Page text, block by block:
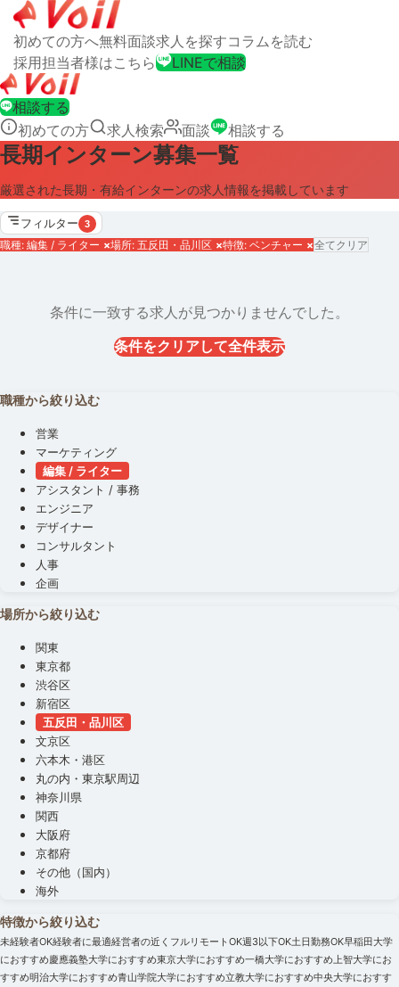
初めての方へ無料面談求人を探すコラムを読む
採用担当者様はこちら
LINEで相談
相談する
初めての方
求人検索 面談 相談する
長期インターン募集一覧
厳選された長期・有給インターンの求人情報を掲載しています
フィルター 3
職種: 編集 / ライター ×場所: 五反田・品川区 ×特徴: ベンチャー ×全てクリア
条件に一致する求人が見つかりませんでした。
条件をクリアして全件表示
職種から絞り込む
営業
マーケティング
編集 / ライター
アシスタント / 事務
エンジニア
デザイナー
コンサルタント
人事
企画
場所から絞り込む
関東
東京都
渋谷区
新宿区
五反田・品川区
文京区
六本木・港区
丸の内・東京駅周辺
神奈川県
関西
大阪府
京都府
その他（国内）
海外
特徴から絞り込む
未経験者OK経験者に最適経営者の近く フルリモートOK週3以下OK土日勤務OK早稲田大学
におすすめ慶應義塾大学におすすめ東京大学におすすめ一橋大学におすすめ上智大学にお
すすめ明治大学におすすめ青山学院大学におすすめ立教大学におすすめ中央大学におすす